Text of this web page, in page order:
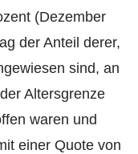
(Dezember
der Anteil derer,
sind, an
Altersgrenze
waren und
einer Quote von